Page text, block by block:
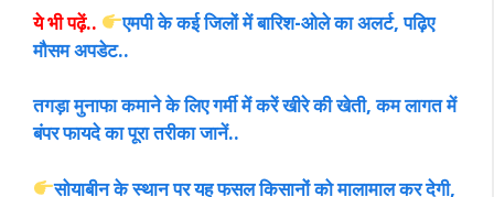
ये भी पढ़ें..
एमपी के कई जिलों में बारिश-ओले का अलर्ट, पढ़िए
मौसम अपडेट..
तगड़ा मुनाफा कमाने के लिए गर्मी में करें खीरे की खेती, कम लागत में
बंपर फायदे का पूरा तरीका जानें..
सोयाबीन के स्थान पर यह फसल किसानों को मालामाल कर देगी,